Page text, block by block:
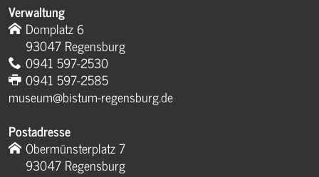
Verwaltung
Domplatz 6
93047 Regensburg
0941 597-2530
0941 597-2585
museum@bistum-regensburg.de
Postadresse
Obermünsterplatz 7
93047 Regensburg